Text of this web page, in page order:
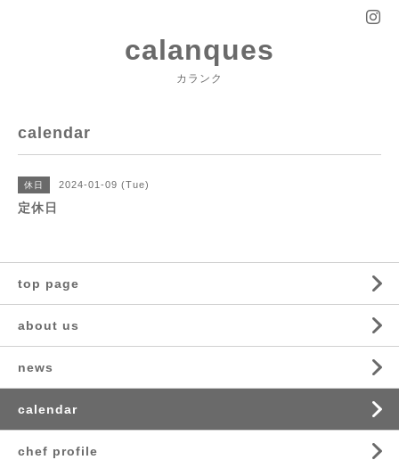
calanques
カランク
calendar
休日 2024-01-09 (Tue)
定休日
top page
about us
news
calendar
chef profile